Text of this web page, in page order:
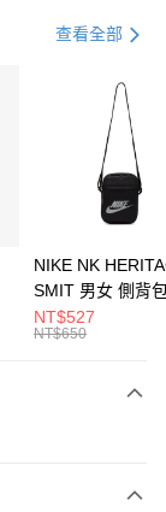
21家銀行
查看全部
NIKE NK
SMIT 男女 側背
BA5871010
NT$527
NT$650